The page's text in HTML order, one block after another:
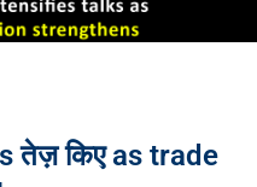
तेज़ किए as trade